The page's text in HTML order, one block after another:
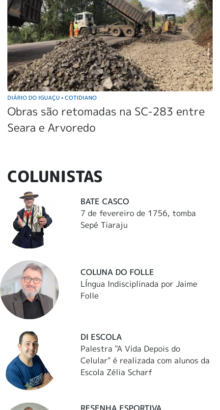
DIÁRIO DO IGUAÇU • COTIDIANO
Obras são retomadas na SC-283 entre
Seara e Arvoredo
COLUNISTAS
BATE CASCO
7 de fevereiro de 1756, tomba
Sepé Tiaraju
COLUNA DO FOLLE
LÍngua Indisciplinada por Jaime
Folle
DI ESCOLA
Palestra "A Vida Depois do
Celular" é realizada com alunos da
Escola Zélia Scharf